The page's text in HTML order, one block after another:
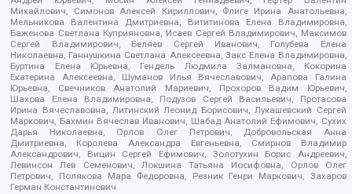
Михайлович, Симонов Алексей Кириллович, Флиге Ирина Анатольевна,
Мельникова Валентина Дмитриевна, Вититинова Елена Владимировна,
Баженова Светлана Куприяновна, Исаев Сергей Владимирович, Максимов
Сергей Владимирович, Беляев Сергей Иванович, Голубева Елена
Николаевна, Ганнушкина Светлана Алексеевна, Закс Елена Владимировна,
Буртина Елена Юрьевна, Гендель Людмила Залмановна, Кокорина
Екатерина Алексеевна, Шуманов Илья Вячеславович, Арапова Галина
Юрьевна, Свечников Анатолий Мариевич, Прохоров Вадим Юрьевич,
Шахова Елена Владимировна, Подузов Сергей Васильевич, Протасова
Ирина Вячеславовна, Литинский Леонид Борисович, Лукашевский Сергей
Маркович, Бахмин Вячеслав Иванович, Шабад Анатолий Ефимович, Сухих
Дарья Николаевна, Орлов Олег Петрович, Добровольская Анна
Дмитриевна, Королева Александра Евгеньевна, Смирнов Владимир
Александрович, Вицин Сергей Ефимович, Золотухин Борис Андреевич,
Левинсон Лев Семенович, Локшина Татьяна Иосифовна, Орлов Олег
Петрович, Полякова Мара Федоровна, Резник Генри Маркович, Захаров
Герман Константинович